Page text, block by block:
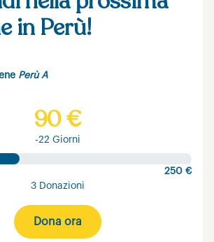
in Perù!
Perù A
90 €
-22 Giorni
250 €
3 Donazioni
Dona ora